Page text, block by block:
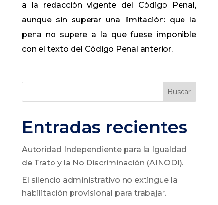
a la redacción vigente del Código Penal,
aunque sin superar una limitación: que la
pena no supere a la que fuese imponible
con el texto del Código Penal anterior.
Buscar
Entradas recientes
Autoridad Independiente para la Igualdad
de Trato y la No Discriminación (AINODI).
El silencio administrativo no extingue la
habilitación provisional para trabajar.